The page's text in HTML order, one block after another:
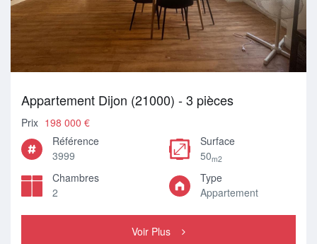
Appartement Dijon (21000) - 3 pièces
Prix 198 000 €
Référence
3999
Surface
50m2
Chambres
2
Type
Appartement
Voir Plus